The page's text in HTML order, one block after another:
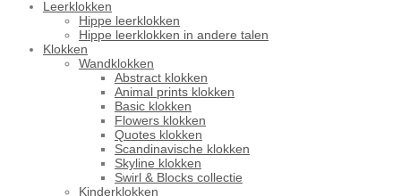
Leerklokken
Hippe leerklokken
Hippe leerklokken in andere talen
Klokken
Wandklokken
Abstract klokken
Animal prints klokken
Basic klokken
Flowers klokken
Quotes klokken
Scandinavische klokken
Skyline klokken
Swirl & Blocks collectie
Kinderklokken